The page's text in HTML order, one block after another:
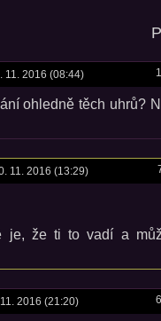
11. 2016 (08:44)
ohledně těch uhrů?
11. 2016 (13:29)
je, že ti to vadí a
2016 (21:20)